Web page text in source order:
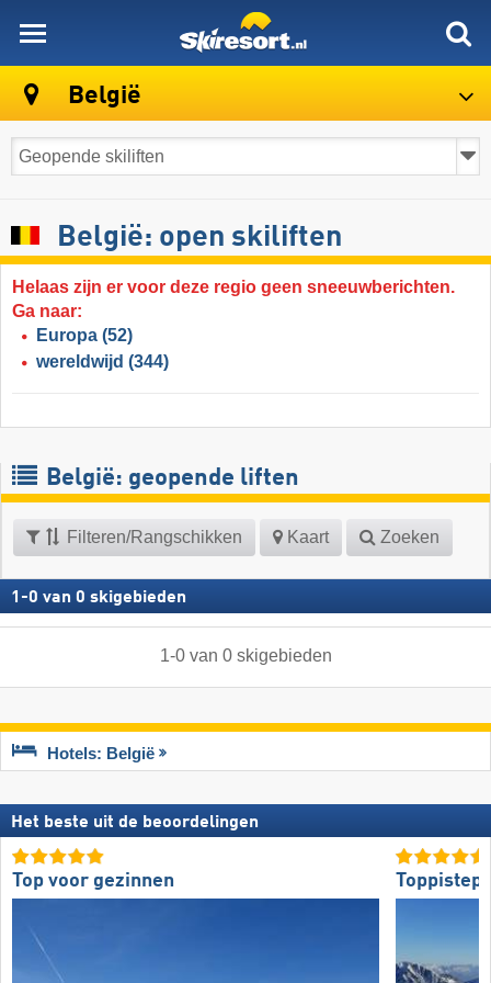
België
België: open skiliften
Helaas zijn er voor deze regio geen sneeuwberichten.
Ga naar:
Europa (52)
wereldwijd (344)
België: geopende liften
Filteren/Rangschikken Kaart Zoeken
1 -0 van 0 skigebieden
1-0van 0 skigebieden
Hotels: België
Het beste uit de beoordelingen
Top voor gezinnen